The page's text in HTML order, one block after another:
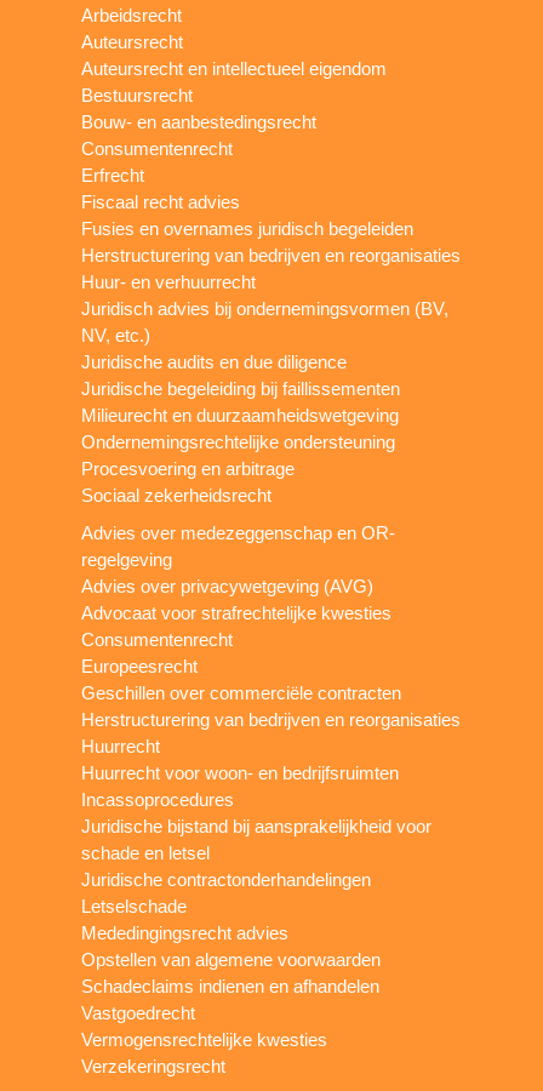
Arbeidsrecht
Auteursrecht
Auteursrecht en intellectueel eigendom
Bestuursrecht
Bouw- en aanbestedingsrecht
Consumentenrecht
Erfrecht
Fiscaal recht advies
Fusies en overnames juridisch begeleiden
Herstructurering van bedrijven en reorganisaties
Huur- en verhuurrecht
Juridisch advies bij ondernemingsvormen (BV,
NV, etc.)
Juridische audits en due diligence
Juridische begeleiding bij faillissementen
Milieurecht en duurzaamheidswetgeving
Ondernemingsrechtelijke ondersteuning
Procesvoering en arbitrage
Sociaal zekerheidsrecht
Advies over medezeggenschap en OR-
regelgeving
Advies over privacywetgeving (AVG)
Advocaat voor strafrechtelijke kwesties
Consumentenrecht
Europeesrecht
Geschillen over commerciële contracten
Herstructurering van bedrijven en reorganisaties
Huurrecht
Huurrecht voor woon- en bedrijfsruimten
Incassoprocedures
Juridische bijstand bij aansprakelijkheid voor
schade en letsel
Juridische contractonderhandelingen
Letselschade
Mededingingsrecht advies
Opstellen van algemene voorwaarden
Schadeclaims indienen en afhandelen
Vastgoedrecht
Vermogensrechtelijke kwesties
Verzekeringsrecht